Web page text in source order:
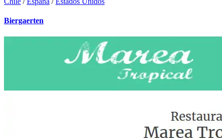
Biergaerten